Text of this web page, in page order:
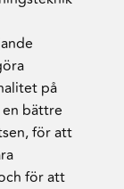
på
bättre
,för att
för att